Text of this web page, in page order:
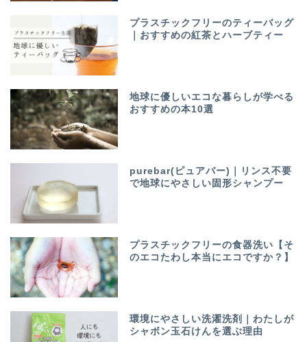
プラスチックフリーのティーバッグ
｜おすすめの紅茶とハーブティー
地球に優しいエコな暮らしが学べる
おすすめの本10選
purebar(ピュアバー)｜リンス不要
で地球にやさしい固形シャンプー
プラスチックフリーの食器洗い【そ
のエコたわし本当にエコですか？】
環境にやさしい洗濯洗剤｜わたしが
シャボン玉石けんを選ぶ理由